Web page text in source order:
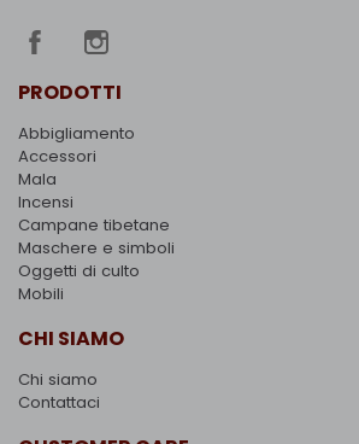
PRODOTTI
Abbigliamento
Accessori
Mala
Incensi
Campane tibetane
Maschere e simboli
Oggetti di culto
Mobili
CHI SIAMO
Chi siamo
Contattaci